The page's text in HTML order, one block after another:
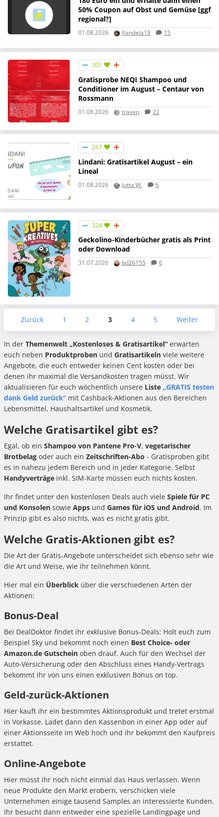
50% Coupon auf Obst und Gemüse [ggf
regional?]
01.08.2026 Xandela18 15
301
Gratisprobe NEQI Shampoo und
Conditioner im August – Centaur von
Rossmann
01.08.2026 traven 22
267
Lindani: Gratisartikel August – ein
Lineal
01.08.2026 Jutta W. 6
324
Geckolino-Kinderbücher gratis als Print
oder Download
31.07.2026 bd26155 6
Zurück 1 2 3 4 5 Weiter
In der Themenwelt „Kostenloses & Gratisartikel“ erwarten
euch neben Produktproben und Gratisartikeln viele weitere
Angebote, die euch entweder keinen Cent kosten oder bei
denen ihr maximal die Versandkosten tragen müsst. Wir
aktualisieren für euch wöchentlich unsere Liste „GRATIS testen
dank Geld zurück“ mit Cashback-Aktionen aus den Bereichen
Lebensmittel, Haushaltsartikel und Kosmetik.
Welche Gratisartikel gibt es?
Egal, ob ein Shampoo von Pantene Pro-V, vegetarischer
Brotbelag oder auch ein Zeitschriften-Abo - Gratisproben gibt
es in nahezu jedem Bereich und in jeder Kategorie. Selbst
Handyverträge inkl. SIM-Karte müssen euch nichts kosten.
Ihr findet unter den kostenlosen Deals auch viele Spiele für PC
und Konsolen sowie Apps und Games für iOS und Android. Im
Prinzip gibt es also nichts, was es nicht gratis gibt.
Welche Gratis-Aktionen gibt es?
Die Art der Gratis-Angebote unterscheidet sich ebenso sehr wie
die Art und Weise, wie ihr teilnehmen könnt.
Hier mal ein Überblick über die verschiedenen Arten der
Aktionen:
Bonus-Deal
Bei DealDoktor findet ihr exklusive Bonus-Deals: Holt euch zum
Beispiel Sky und bekommt noch einen Best Choice- oder
Amazon.de Gutschein oben drauf. Auch für den Wechsel der
Auto-Versicherung oder den Abschluss eines Handy-Vertrags
bekommt ihr von uns einen exklusiven Bonus on top.
Geld-zurück-Aktionen
Hier kauft ihr ein bestimmtes Aktionsprodukt und tretet erstmal
in Vorkasse. Ladet dann den Kassenbon in einer App oder auf
einer Aktionsseite im Web hoch und ihr bekommt den Kaufpreis
erstattet.
Online-Angebote
Hier müsst ihr noch nicht einmal das Haus verlassen. Wenn
neue Produkte den Markt erobern, verschicken viele
Unternehmen einige tausend Samples an interessierte Kunden.
Ihr besucht dann entweder eine spezielle Landingpage und